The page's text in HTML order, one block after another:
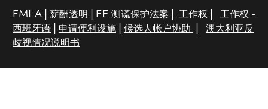
FMLA 薪酬透明 EE 测谎保护法案 工作权
工作权 -
西班牙语| 申请便利设施| 候选人帐户协助
澳大利亚反
歧视情况说明书